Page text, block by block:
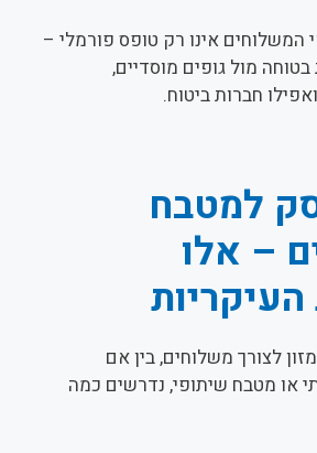
המשלוחים אינו רק טופס פורמלי –
מול גופים מוסדיים,
חברות ביטוח.
למטבח
– אלו
לצורך משלוחים, בין אם
או מטבח שיתופי, נדרשים כמה